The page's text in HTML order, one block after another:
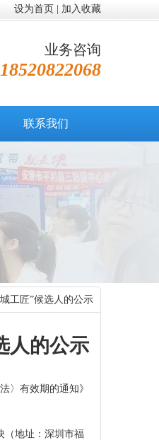
设为首页 加入收藏
业务咨询
18520822068
联系我们
工匠”候选人的公示
人的公示
〉有效期的通知》
（地址：深圳市福